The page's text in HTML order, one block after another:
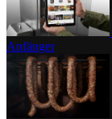
Anfänger